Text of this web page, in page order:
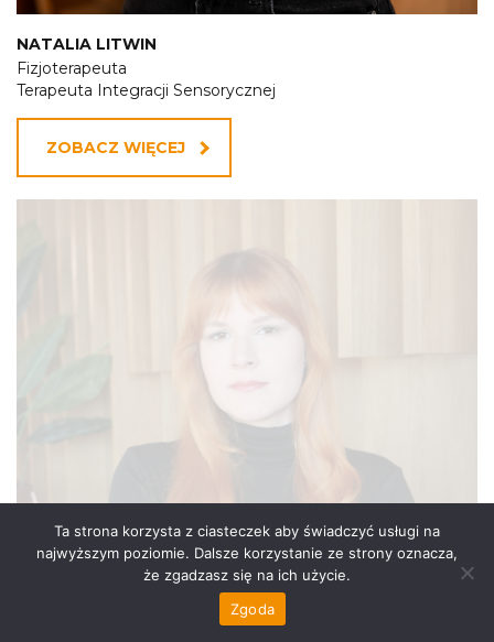
NATALIA LITWIN
Fizjoterapeuta
Terapeuta Integracji Sensorycznej
ZOBACZ WIĘCEJ
Ta strona korzysta z ciasteczek aby świadczyć usługi na
najwyższym poziomie. Dalsze korzystanie ze strony oznacza,
że zgadzasz się na ich użycie.
Zgoda